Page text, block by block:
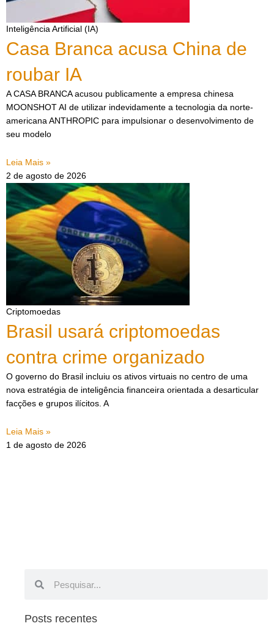
Inteligência Artificial (IA)
Casa Branca acusa China de
roubar IA
A CASA BRANCA acusou publicamente a empresa chinesa
MOONSHOT AI de utilizar indevidamente a tecnologia da norte-
americana ANTHROPIC para impulsionar o desenvolvimento de
seu modelo
Leia Mais »
2 de agosto de 2026
Criptomoedas
Brasil usará criptomoedas
contra crime organizado
O governo do Brasil incluiu os ativos virtuais no centro de uma
nova estratégia de inteligência financeira orientada a desarticular
facções e grupos ilícitos. A
Leia Mais »
1 de agosto de 2026
Posts recentes